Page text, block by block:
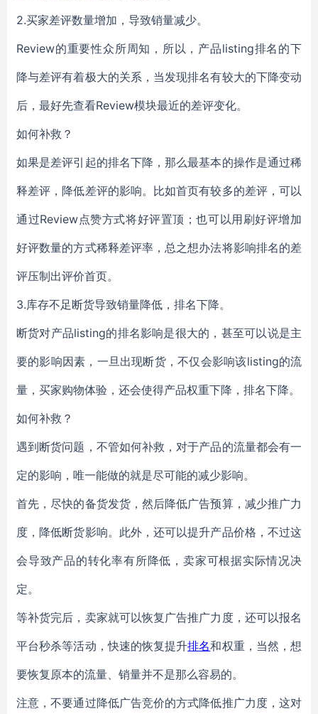
2.买家差评数量增加，导致销量减少。
Review的重要性众所周知，所以，产品listing排名的下
降与差评有着极大的关系，当发现排名有较大的下降变动
后，最好先查看Review模块最近的差评变化。
如何补救？
如果是差评引起的排名下降，那么最基本的操作是通过稀
释差评，降低差评的影响。比如首页有较多的差评，可以
通过Review点赞方式将好评置顶；也可以用刷好评增加
好评数量的方式稀释差评率，总之想办法将影响排名的差
评压制出评价首页。
3.库存不足断货导致销量降低，排名下降。
断货对产品listing的排名影响是很大的，甚至可以说是主
要的影响因素，一旦出现断货，不仅会影响该listing的流
量，买家购物体验，还会使得产品权重下降，排名下降。
如何补救？
遇到断货问题，不管如何补救，对于产品的流量都会有一
定的影响，唯一能做的就是尽可能的减少影响。
首先，尽快的备货发货，然后降低广告预算，减少推广力
度，降低断货影响。此外，还可以提升产品价格，不过这
会导致产品的转化率有所降低，卖家可根据实际情况决
定。
等补货完后，卖家就可以恢复广告推广力度，还可以报名
平台秒杀等活动，快速的恢复提升排名和权重，当然，想
要恢复原本的流量、销量并不是那么容易的。
注意，不要通过降低广告竞价的方式降低推广力度，这对